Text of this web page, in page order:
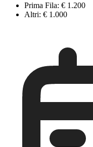
Prima Fila: € 1.200
Altri: € 1.000